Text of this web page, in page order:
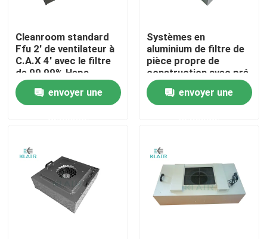
Visite d'usine
Contrôle de qualité
Contactez-nous
filtres à air de sac
Filtres à air de la CAHT
Cleanroom standard
Ffu 2' de ventilateur à
C.A.X 4' avec le filtre
de 99,99% Hepa
envoyer une
Systèmes en
aluminium de filtre de
pièce propre de
construction avec pré
le ventilateur à C.A. de
filtre
envoyer une